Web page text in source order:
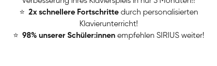
⭐ 2x schnellere Fortschritte durch personalisierten
Klavierunterricht!
⭐ 98% unserer Schüler:innen empfehlen SIRIUS weiter!